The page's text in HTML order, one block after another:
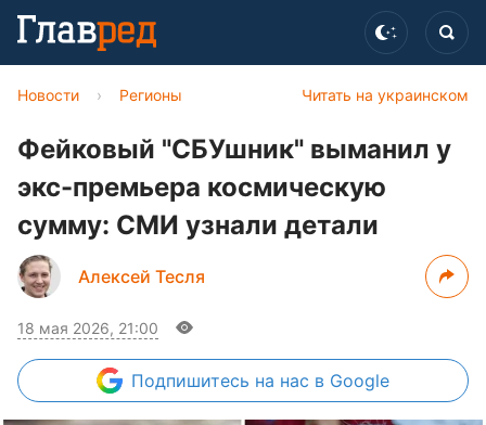
Читать на украинском
Новости › Регионы
Фейковый "СБУшник" выманил у
экс-премьера космическую
сумму: СМИ узнали детали
Алексей Тесля
18 мая 2026, 21:00
Подпишитесь на нас в Google